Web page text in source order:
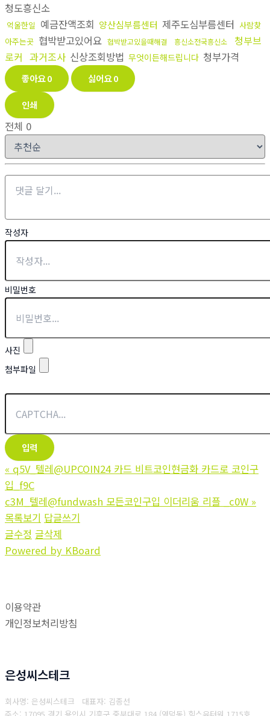
청도흥신소
억울한일 예금잔액조회 양산심부름센터 제주도심부름센터 사람찾
아주는곳 협박받고있어요 협박받고있을때해결 흥신소전국흥신소
청부브
로커 과거조사 신상조회방법 무엇이든해드립니다 청부가격
좋아요0 싫어요0
인쇄
전체 0
작성자
비밀번호
사진
첨부파일
« q5V_텔레@UPCOIN24 카드 비트코인현금화 카드로 코인구
입_f9C
c3M_텔레@fundwash 모든코인구입 이더리움 리플 _c0W »
목록보기 답글쓰기
글수정 글삭제
Powered by KBoard
이용약관
개인정보처리방침
은성씨스테크
회사명: 은성씨스테크 대표자: 김종선